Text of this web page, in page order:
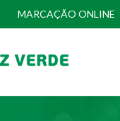
MARCAÇÃO ONLINE